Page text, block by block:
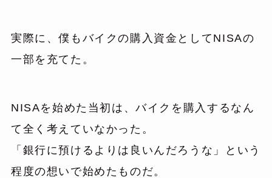
実際に、僕もバイクの購入資金としてNISAの
一部を充てた。
NISAを始めた当初は、バイクを購入するなん
て全く考えていなかった。
「銀行に預けるよりは良いんだろうな」という
程度の想いで始めたものだ。